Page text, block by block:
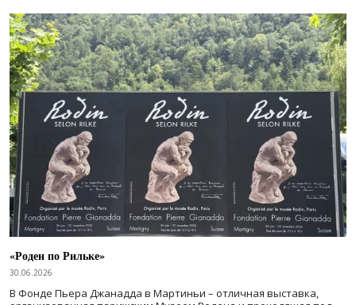
«Роден по Рильке»
30.06.2026
В Фонде Пьера Джанадда в Мартиньи – отличная выставка,